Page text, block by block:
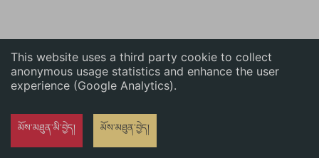
This website uses a third party cookie to collect
anonymous usage statistics and enhance the user
experience (Google Analytics).
མོས་མཐུན་མི་བྱེད། མོས་མཐུན་བྱེད།